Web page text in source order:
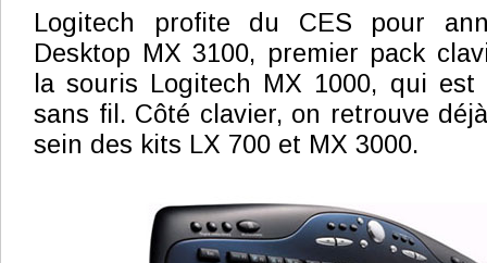
Logitech profite du CES pour
Desktop MX 3100, premier pack
la souris Logitech MX 1000, qui
sans fil. Côté clavier, on retrouve
sein des kits LX 700 et MX 3000.